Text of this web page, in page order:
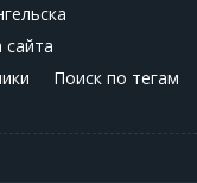
сайта
Поиск по тегам